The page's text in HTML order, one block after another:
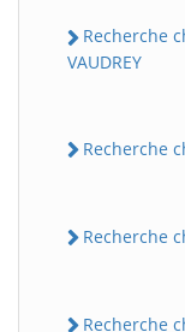
Recherche
VAUDREY
Recherche
Recherche
Recherche